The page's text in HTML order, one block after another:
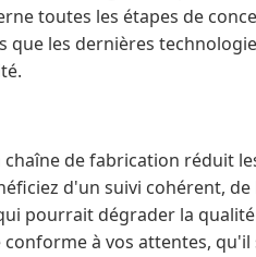
toutes les étapes de
les dernières
de fabrication réduit
d'un suivi cohérent, de
pourrait dégrader la
à vos attentes, qu'il